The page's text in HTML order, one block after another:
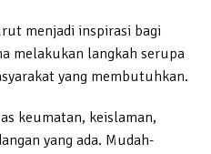
menjadi inspirasi bagi
melakukan langkah serupa
yang membutuhkan.
keumatan, keislaman,
yang ada. Mudah-